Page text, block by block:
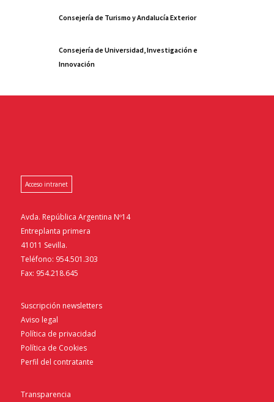
Consejería de Turismo y Andalucía Exterior
Consejería de Universidad, Investigación e
Innovación
Acceso intranet
Avda. República Argentina Nº14
Entreplanta primera
41011 Sevilla.
Teléfono: 954.501.303
Fax: 954.218.645
Suscripción newsletters
Aviso legal
Política de privacidad
Política de Cookies
Perfil del contratante
Transparencia